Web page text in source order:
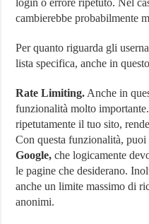
cambierebbe probabilmente
Per quanto riguarda gli
lista specifica, anche in
Rate Limiting. Anche in
funzionalità molto
ripetutamente il tuo sito,
Con questa funzionalità, puoi
Google, che logicamente
le pagine che desiderano.
anche un limite massimo di
anonimi.